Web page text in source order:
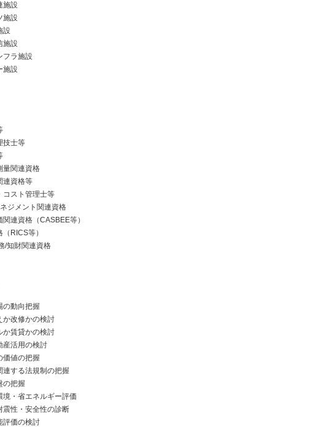
施設
施設
設
施設
フラ施設
施設
技士等
量関連資格
連資格等
コスト管理士等
ジメント関連資格
関連資格（CASBEE等）
RICS等）
/知財関連資格
の動向把握
か改修かの検討
か賃貸かの検討
産活用の検討
価値の把握
連する法規制の把握
の把握
境・省エネルギー評価
震性・安全性の診断
評価の検討